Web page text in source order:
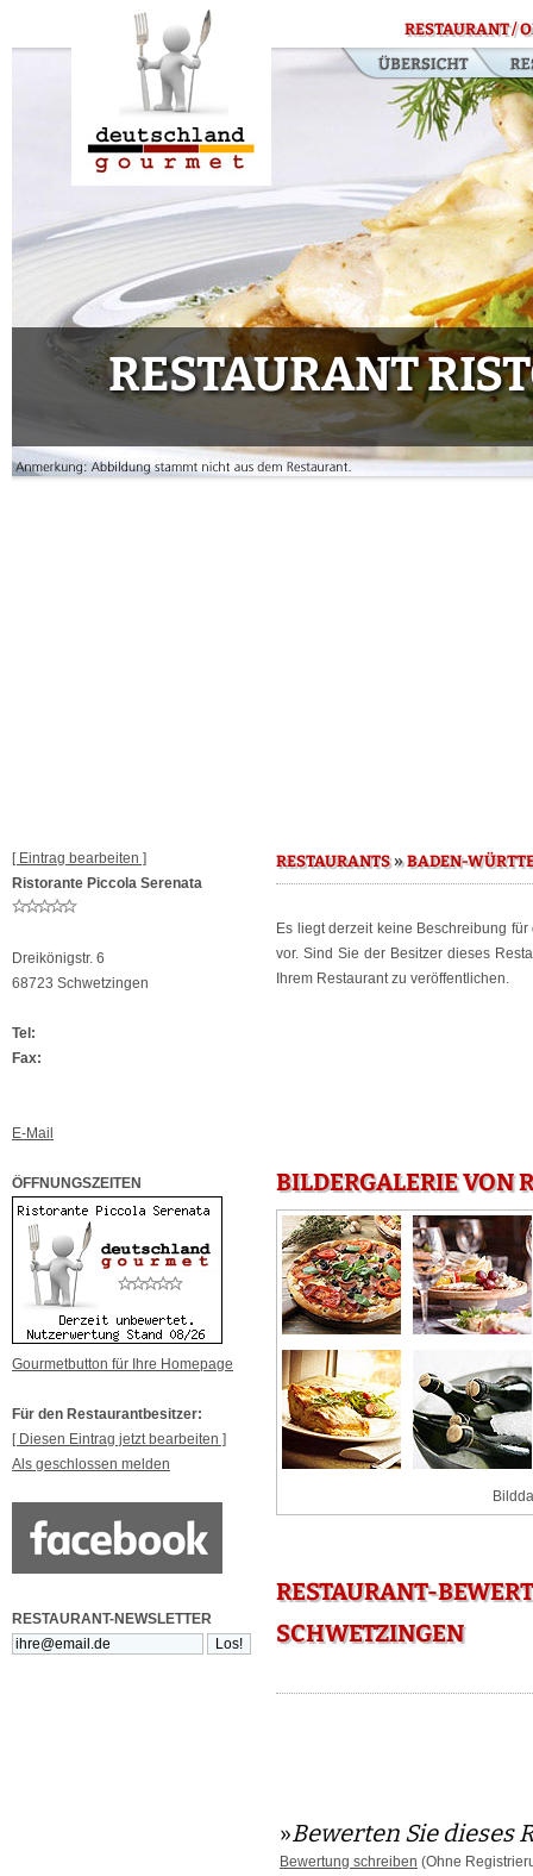
RESTAURANT /
RESTAURANT
[ Eintrag bearbeiten ]
Ristorante Piccola Serenata
Dreikönigstr. 6
68723 Schwetzingen
Tel:
Fax:
E-Mail
ÖFFNUNGSZEITEN
Gourmetbutton für Ihre Homepage
Für den Restaurantbesitzer:
[ Diesen Eintrag jetzt bearbeiten ]
Als geschlossen melden
RESTAURANT-NEWSLETTER
RESTAURANTS»BADEN-
Es liegt derzeit keine Beschreibung
vor. Sind Sie der Besitzer dieses
Ihrem Restaurant zu veröffentlichen.
BILDERGALERIE VON
RESTAURANT-
SCHWETZINGEN
»Bewerten Sie dieses
Bewertung schreiben (Ohne